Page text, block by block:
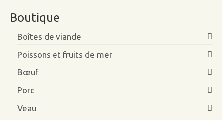
Boutique
Boîtes de viande
Poissons et fruits de mer
Bœuf
Porc
Veau